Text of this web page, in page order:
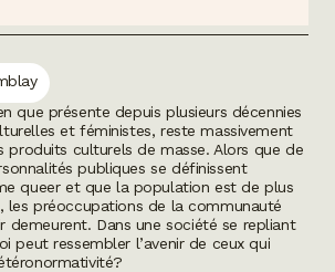
que présente depuis plusieurs décennies
et féministes, reste massivement
produits culturels de masse. Alors que de
publiques se définissent
queer et que la population est de plus
les préoccupations de la communauté
demeurent. Dans une société se repliant
peut ressembler l’avenir de ceux qui